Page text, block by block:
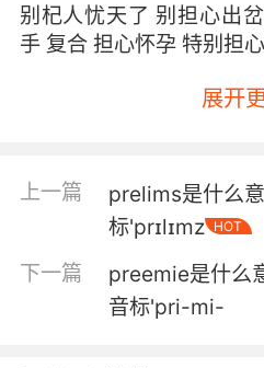
别杞人忧天了 别担心出
手 复合 担心怀孕 特别担
3. I can't terminate this
4. Not out of the
不是从怀孕中解放 是离开
5. This pregnancy is
展开
上一篇
prelims是什么
标'prɪlɪmz
HOT
下一篇
preemie是什么
音标'pri-mi-